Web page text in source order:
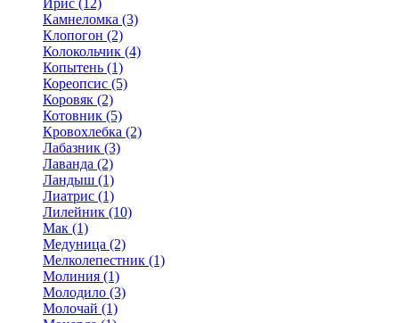
Ирис (12)
Камнеломка (3)
Клопогон (2)
Колокольчик (4)
Копытень (1)
Кореопсис (5)
Коровяк (2)
Котовник (5)
Кровохлебка (2)
Лабазник (3)
Лаванда (2)
Ландыш (1)
Лиатрис (1)
Лилейник (10)
Мак (1)
Медуница (2)
Мелколепестник (1)
Молиния (1)
Молодило (3)
Молочай (1)